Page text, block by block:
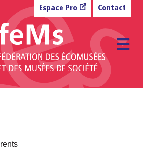
Espace Pro Contact